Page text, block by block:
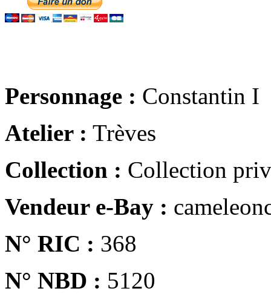
Personnage : Constantin I
Atelier : Trèves
Collection : Collection
Vendeur e-Bay :
N° RIC : 368
N° NBD : 5120